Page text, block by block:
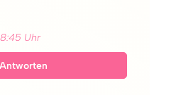
Uhr
Antworten